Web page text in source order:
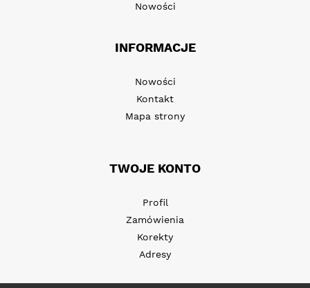
Nowości
INFORMACJE
Nowości
Kontakt
Mapa strony
TWOJE KONTO
Profil
Zamówienia
Korekty
Adresy